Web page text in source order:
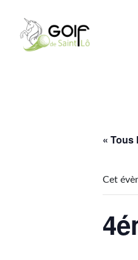
« Tous
Cet